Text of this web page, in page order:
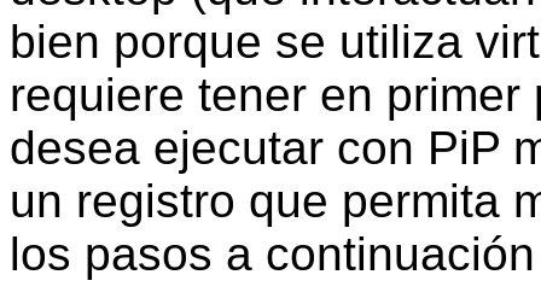
bien porque se utiliza
requiere tener en
desea ejecutar con PiP
un registro que permita
los pasos a